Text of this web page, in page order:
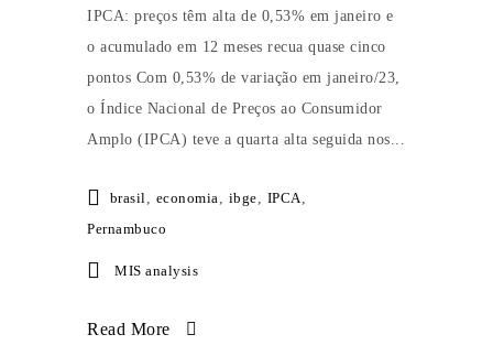
IPCA: preços têm alta de 0,53% em janeiro e
o acumulado em 12 meses recua quase cinco
pontos Com 0,53% de variação em janeiro/23,
o Índice Nacional de Preços ao Consumidor
Amplo (IPCA) teve a quarta alta seguida nos...
brasil economia ibge IPCA
Pernambuco
MIS analysis
Read More